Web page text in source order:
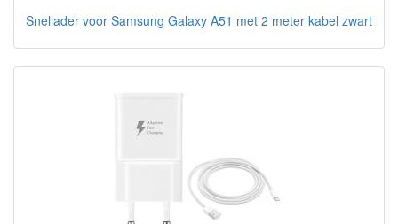
Snellader voor Samsung Galaxy A51 met 2 meter kabel zwart